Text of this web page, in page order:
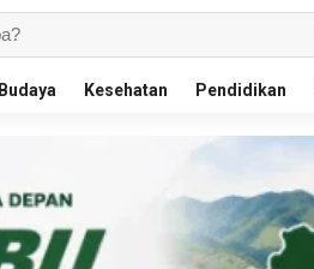
Budaya Kesehatan Pendidikan